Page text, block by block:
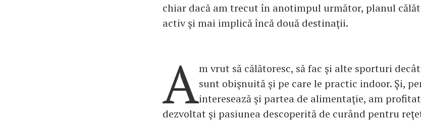
chiar dacă am trecut în anotimpul următor, planul
activ şi mai implică încă două destinaţii.
Am vrut să călătoresc, să fac şi alte sporturi
sunt obişnuită şi pe care le practic indoor. Şi,
interesează şi partea de alimentaţie, am
dezvoltat şi pasiunea descoperită de curând pentru